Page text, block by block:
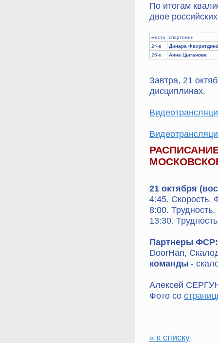
По итогам
двое
место
спортсмен
24-е
Динара
26-е
Анна Цыганова
Завтра, 21
дисциплинах.
21 октября
4:45.
8:00.
13:30.
Партнеры ФСР:
DoorHan,
команды -
Алексей
Фото со
« к списку